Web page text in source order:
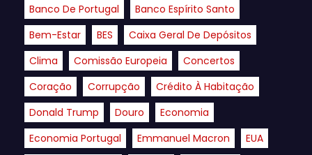
Banco De Portugal
Banco Espírito Santo
Bem-Estar
BES
Caixa Geral De Depósitos
Clima
Comissão Europeia
Concertos
Coração
Corrupção
Crédito À Habitação
Donald Trump
Douro
Economia
Economia Portugal
Emmanuel Macron
EUA